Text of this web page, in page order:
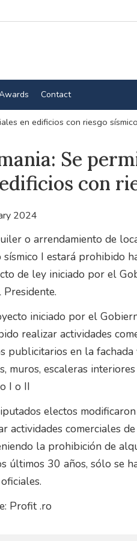
Contact
en edificios con riesgo
Se
con
2024
o arrendamiento de
sísmico I estará prohibido
de ley iniciado por el
iniciado por el
realizar actividades
publicitarios en la
muros, escaleras
I o II
electos
actividades comerciales
la prohibición de
últimos 30 años, sólo se
Profit .ro